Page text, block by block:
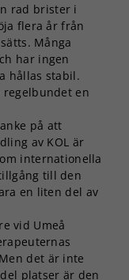
rad brister i
flera år från
Många
har ingen
hållas stabil.
en
på att
av KOL är
internationella
till den
en liten del av
vid Umeå
det är inte
platser är den